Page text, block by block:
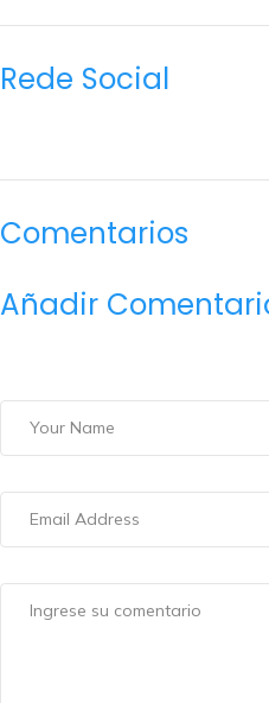
Rede Social
Comentarios
Añadir